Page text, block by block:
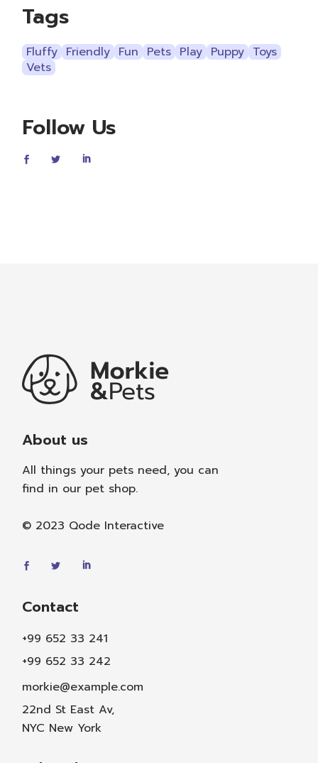
Tags
Fluffy Friendly Fun Pets Play Puppy Toys
Vets
Follow Us
About us
All things your pets need, you can
find in our pet shop.
© 2023 Qode Interactive
Contact
+99 652 33 241
+99 652 33 242
morkie@example.com
22nd St East Av,
NYC New York